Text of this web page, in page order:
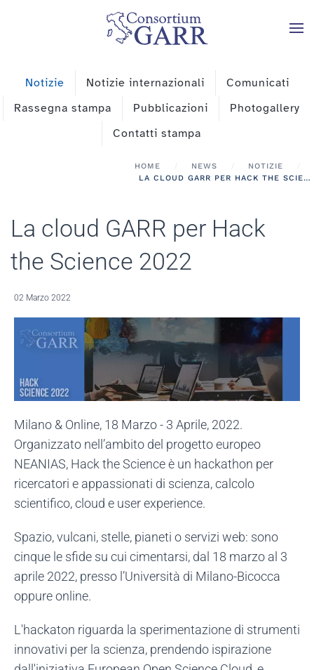
Skip to main content
Notizie Notizie internazionali
Comunicati
Rassegna stampa
Pubblicazioni
Photogallery
Contatti stampa
HOME NEWS
NOTIZIE
LA CLOUD GARR PER HACK THE SCIENCE 2022
La cloud GARR per Hack
the Science 2022
02 Marzo 2022
Milano & Online, 18 Marzo - 3 Aprile, 2022.
Organizzato nell’ambito del progetto europeo
NEANIAS, Hack the Science è un hackathon per
ricercatori e appassionati di scienza, calcolo
scientifico, cloud e user experience.
Spazio, vulcani, stelle, pianeti o servizi web: sono
cinque le sfide su cui cimentarsi, dal 18 marzo al 3
aprile 2022, presso l’Università di Milano-Bicocca
oppure online.
L'hackaton riguarda la sperimentazione di strumenti
innovativi per la scienza, prendendo ispirazione